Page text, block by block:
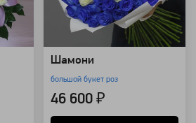
Шамони
большой букет роз
46 600 ₽